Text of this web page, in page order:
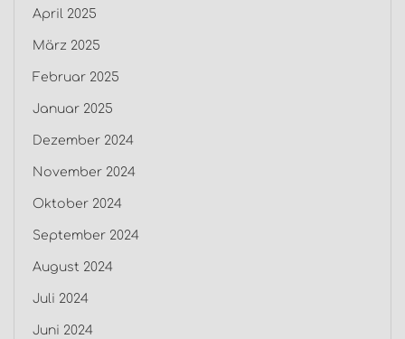
April 2025
März 2025
Februar 2025
Januar 2025
Dezember 2024
November 2024
Oktober 2024
September 2024
August 2024
Juli 2024
Juni 2024